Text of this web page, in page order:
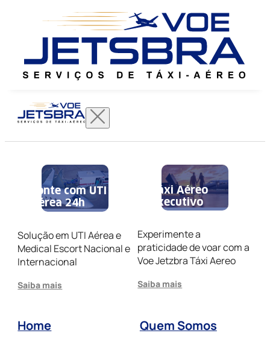
Conte com UTI
Aérea 24h
Solução em UTI Aérea e
Medical Escort Nacional e
Internacional
Saiba mais
Táxi Aéreo
Executivo
Experimente a
praticidade de voar com a
Voe Jetzbra Táxi Aereo
Saiba mais
Home
Quem Somos